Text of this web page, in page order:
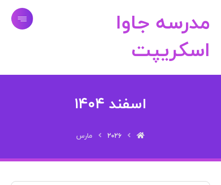
مدرسه جاوا
اسکریپت
اسفند ۱۴۰۴
۲۰۲۶ مارس